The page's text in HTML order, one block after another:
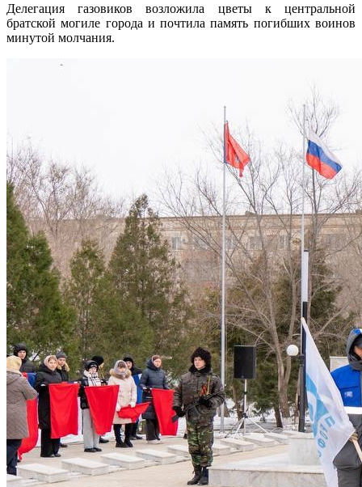
Делегация газовиков возложила цветы к центральной
братской могиле города и почтила память погибших воинов
минутой молчания.